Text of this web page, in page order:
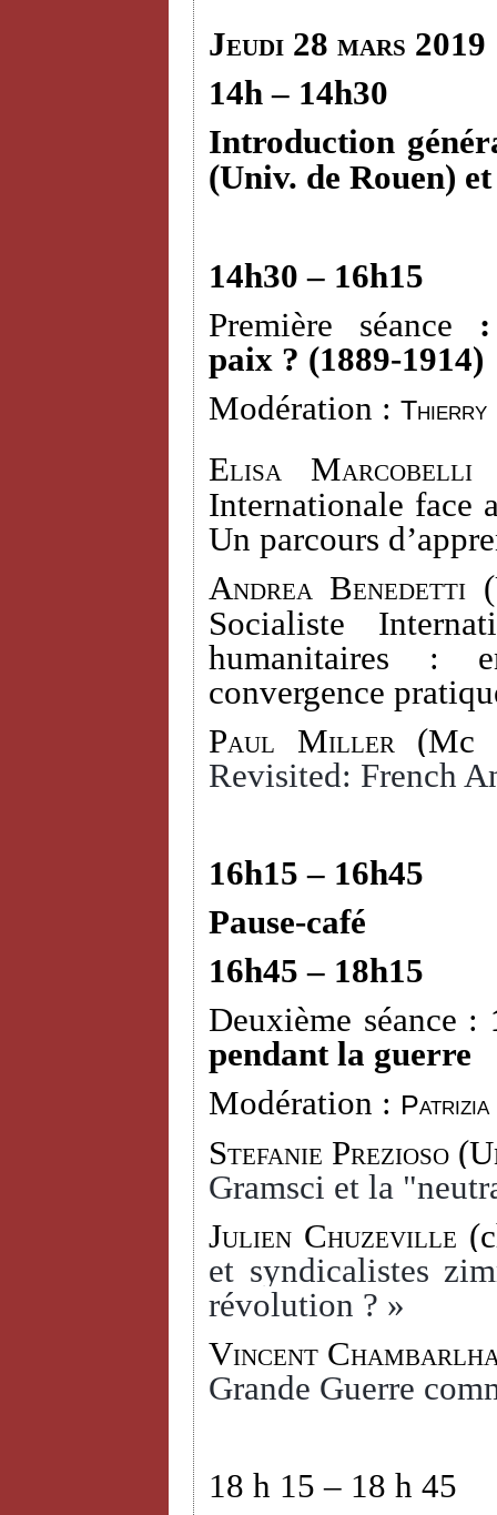
Jeudi 28 mars 2019
14h – 14h30
Introduction
(Univ. de Rouen)
14h30 – 16h15
Première séance
paix ? (1889-1914)
Modération : Thierry
Elisa Marcobelli
Internationale face
Un parcours
Andrea Benedetti (
Socialiste
humanitaires :
convergence
Paul Miller (Mc
Revisited: French
16h15 – 16h45
Pause-café
16h45 – 18h15
Deuxième séance :
pendant la guerre
Modération :
Stefanie Prezioso
Gramsci et la
Julien Chuzeville
et syndicalistes
révolution ? »
Vincent
Grande Guerre
18 h 15 – 18 h 45